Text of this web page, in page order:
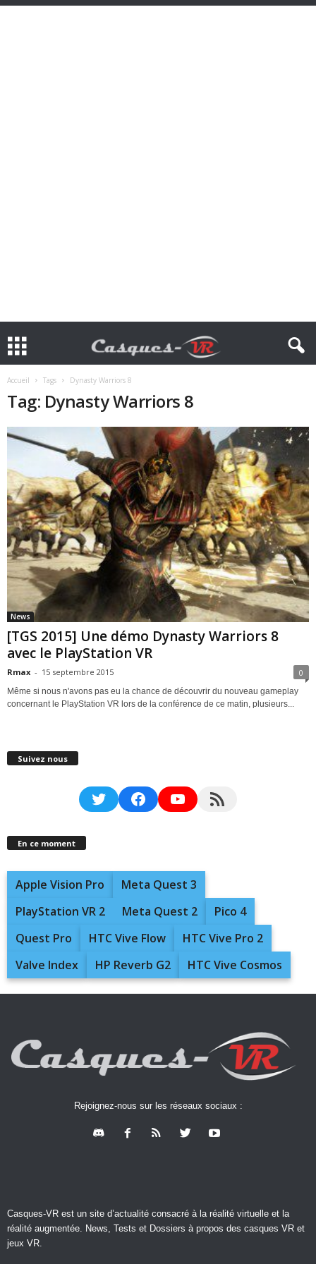
Accueil Tags Dynasty Warriors 8
Tag: Dynasty Warriors 8
News
[TGS 2015] Une démo Dynasty Warriors 8
avec le PlayStation VR
Rmax - 15 septembre 2015 0
Même si nous n'avons pas eu la chance de découvrir du nouveau gameplay
concernant le PlayStation VR lors de la conférence de ce matin, plusieurs...
Suivez nous
TwitterFacebookYouTubeRSS Feed
En ce moment
Apple Vision Pro
Meta Quest 3
PlayStation VR 2
Meta Quest 2
Pico 4
Quest Pro
HTC Vive Flow
HTC Vive Pro 2
Valve Index
HP Reverb G2 HTC Vive Cosmos
Rejoignez-nous sur les réseaux sociaux :
Casques-VR est un site d’actualité consacré à la réalité virtuelle et la
réalité augmentée. News, Tests et Dossiers à propos des casques VR et
jeux VR.